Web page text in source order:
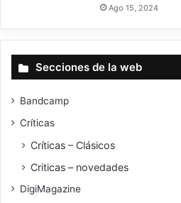
Ago 15, 2024
Secciones de la web
Bandcamp
Críticas
Críticas – Clásicos
Criticas – novedades
DigiMagazine